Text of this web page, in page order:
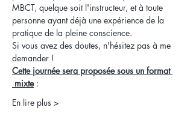
MBCT, quelque soit l'instructeur, et à toute
personne ayant déjà une expérience de la
pratique de la pleine conscience.
Si vous avez des doutes, n'hésitez pas à me
demander !
Cette journée sera proposée sous un format
mixte :
En lire plus >